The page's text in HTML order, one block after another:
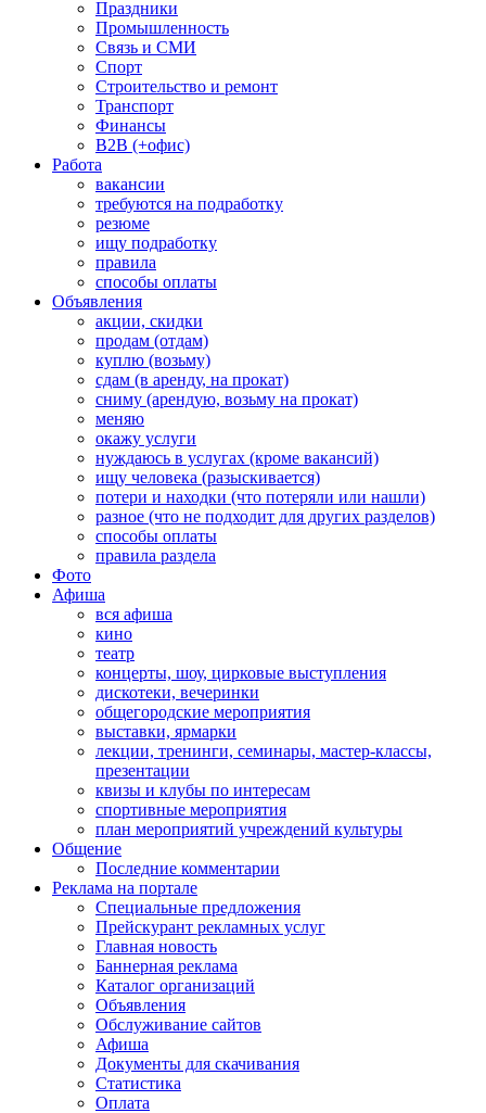
Праздники
Промышленность
Связь и СМИ
Спорт
Строительство и ремонт
Транспорт
Финансы
B2B (+офис)
Работа
вакансии
требуются на подработку
резюме
ищу подработку
правила
способы оплаты
Объявления
акции, скидки
продам (отдам)
куплю (возьму)
сдам (в аренду, на прокат)
сниму (арендую, возьму на прокат)
меняю
окажу услуги
нуждаюсь в услугах (кроме вакансий)
ищу человека (разыскивается)
потери и находки (что потеряли или нашли)
разное (что не подходит для других разделов)
способы оплаты
правила раздела
Фото
Афиша
вся афиша
кино
театр
концерты, шоу, цирковые выступления
дискотеки, вечеринки
общегородские мероприятия
выставки, ярмарки
лекции, тренинги, семинары, мастер-классы,
презентации
квизы и клубы по интересам
спортивные мероприятия
план мероприятий учреждений культуры
Общение
Последние комментарии
Реклама на портале
Специальные предложения
Прейскурант рекламных услуг
Главная новость
Баннерная реклама
Каталог организаций
Объявления
Обслуживание сайтов
Афиша
Документы для скачивания
Статистика
Оплата